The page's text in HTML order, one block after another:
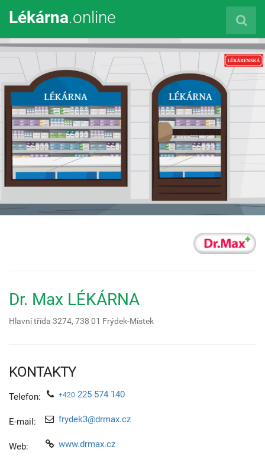
Lékárna.online
Dr. Max LÉKÁRNA
Hlavní třída 3274, 738 01 Frýdek-Místek
KONTAKTY
Telefon: +420 225 574 140
E-mail: frydek3@drmax.cz
Web: www.drmax.cz